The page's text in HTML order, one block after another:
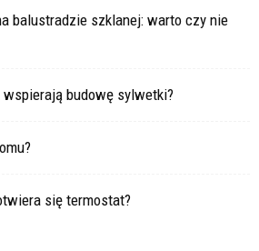
balustradzie szklanej: warto czy nie
budowę sylwetki?
się termostat?